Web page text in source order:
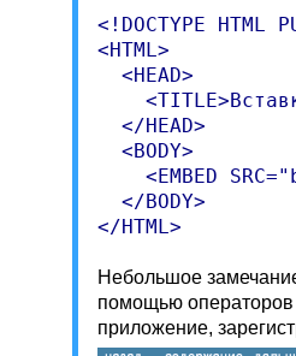
<!DOCTYPE
<HTML>
  <HEAD>
  </HEAD>
  <BODY>
<EMBED
  </BODY>
Небольшое
помощью операторов
приложение,